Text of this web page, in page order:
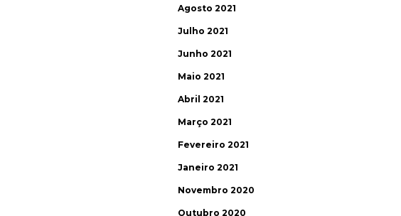
Agosto 2021
Julho 2021
Junho 2021
Maio 2021
Abril 2021
Março 2021
Fevereiro 2021
Janeiro 2021
Novembro 2020
Outubro 2020